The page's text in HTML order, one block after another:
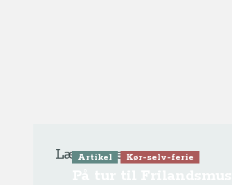
Læs mere
Artikel Kør-selv-ferie